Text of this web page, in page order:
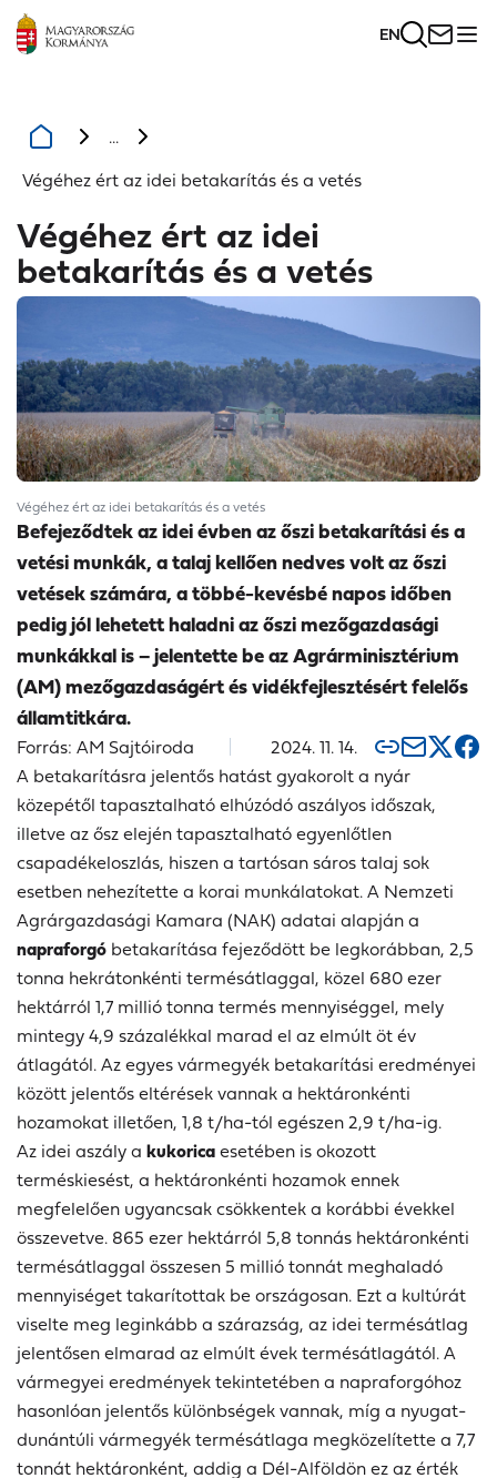
EN
...
Végéhez ért az idei betakarítás és a vetés
Végéhez ért az idei
betakarítás és a vetés
Végéhez ért az idei betakarítás és a vetés
Befejeződtek az idei évben az őszi betakarítási és a
vetési munkák, a talaj kellően nedves volt az őszi
vetések számára, a többé-kevésbé napos időben
pedig jól lehetett haladni az őszi mezőgazdasági
munkákkal is – jelentette be az Agrárminisztérium
(AM) mezőgazdaságért és vidékfejlesztésért felelős
államtitkára.
Forrás: AM Sajtóiroda
2024. 11. 14.
A betakarításra jelentős hatást gyakorolt a nyár
közepétől tapasztalható elhúzódó aszályos időszak,
illetve az ősz elején tapasztalható egyenlőtlen
csapadékeloszlás, hiszen a tartósan sáros talaj sok
esetben nehezítette a korai munkálatokat. A Nemzeti
Agrárgazdasági Kamara (NAK) adatai alapján a
napraforgó betakarítása fejeződött be legkorábban, 2,5
tonna hekrátonkénti termésátlaggal, közel 680 ezer
hektárról 1,7 millió tonna termés mennyiséggel, mely
mintegy 4,9 százalékkal marad el az elmúlt öt év
átlagától. Az egyes vármegyék betakarítási eredményei
között jelentős eltérések vannak a hektáronkénti
hozamokat illetően, 1,8 t/ha-tól egészen 2,9 t/ha-ig.
Az idei aszály a kukoricaesetében is okozott
terméskiesést, a hektáronkénti hozamok ennek
megfelelően ugyancsak csökkentek a korábbi évekkel
összevetve. 865 ezer hektárról 5,8 tonnás hektáronkénti
termésátlaggal összesen 5 millió tonnát meghaladó
mennyiséget takarítottak be országosan. Ezt a kultúrát
viselte meg leginkább a szárazság, az idei termésátlag
jelentősen elmarad az elmúlt évek termésátlagától. A
vármegyei eredmények tekintetében a napraforgóhoz
hasonlóan jelentős különbségek vannak, míg a nyugat-
dunántúli vármegyék termésátlaga megközelítette a 7,7
tonnát hektáronként, addig a Dél-Alföldön ez az érték